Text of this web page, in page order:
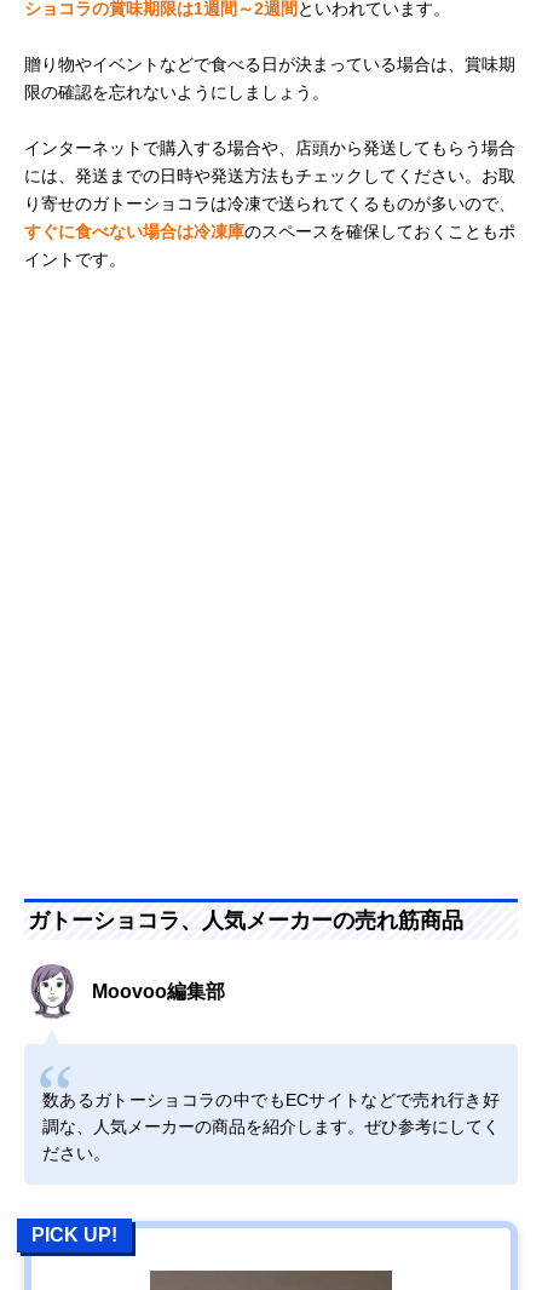
ショコラの賞味期限は1週間～2週間 といわれています。
贈り物やイベントなどで食べる日が決まっている場合は、賞味期
限の確認を忘れないようにしましょう。
インターネットで購入する場合や、店頭から発送してもらう場合
には、発送までの日時や発送方法もチェックしてください。お取
り寄せのガトーショコラは冷凍で送られてくるものが多いので、
すぐに食べない場合は冷凍庫のスペースを確保しておくこともポ
イントです。
ガトーショコラ、人気メーカーの売れ筋商品
Moovoo編集部
数あるガトーショコラの中でもECサイトなどで売れ行き好
調な、人気メーカーの商品を紹介します。ぜひ参考にしてく
ださい。
PICK UP!